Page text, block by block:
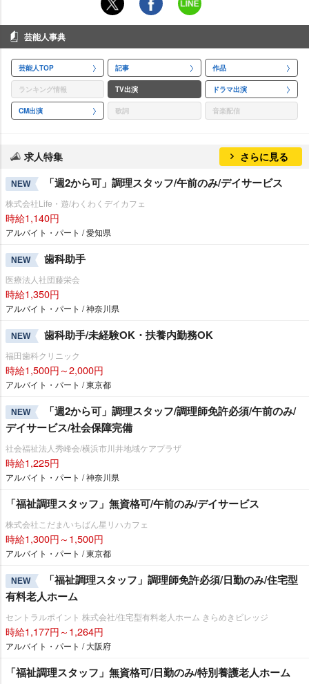
芸能人事典
芸能人TOP 記事 作品
ランキング情報 TV出演 ドラマ出演
CM出演 歌詞 音楽配信
求人特集 さらに見る
NEW 「週2から可」調理スタッフ/午前のみ/デイサービス
株式会社Life・遊/わくわくデイカフェ
時給1,140円
アルバイト・パート / 愛知県
NEW 歯科助手
医療法人社団藤栄会
時給1,350円
アルバイト・パート / 神奈川県
NEW 歯科助手/未経験OK・扶養内勤務OK
福田歯科クリニック
時給1,500円～2,000円
アルバイト・パート / 東京都
NEW
「週2から可」調理スタッフ/調理師免許必須/午前のみ/
デイサービス/社会保障完備
社会福祉法人秀峰会/横浜市川井地域ケアプラザ
時給1,225円
アルバイト・パート / 神奈川県
「福祉調理スタッフ」無資格可/午前のみ/デイサービス
株式会社こだま/いちばん星リハカフェ
時給1,300円～1,500円
アルバイト・パート / 東京都
NEW
「福祉調理スタッフ」調理師免許必須/日勤のみ/住宅型
有料老人ホーム
セントラルポイント 株式会社/住宅型有料老人ホーム きらめきビレッジ
時給1,177円～1,264円
アルバイト・パート / 大阪府
「福祉調理スタッフ」無資格可/日勤のみ/特別養護老人ホーム